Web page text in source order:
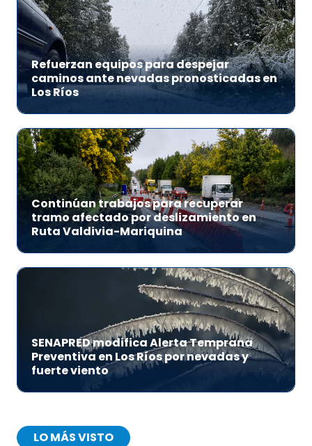
Refuerzan equipos para despejar
caminos ante nevadas pronosticadas en
Los Ríos
Continúan trabajos para recuperar
tramo afectado por deslizamiento en
Ruta Valdivia-Mariquina
SENAPRED modifica Alerta Temprana
Preventiva en Los Ríos por nevadas y
fuerte viento
LO MÁS VISTO